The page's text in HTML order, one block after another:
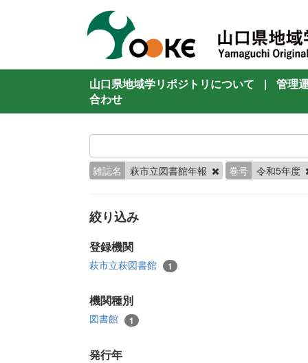
山口県地域学リポジトリについて |
管理
合わせ
雑誌名 萩市立図書館年報 巻号 令和5年度
絞り込み
登録機関
萩市立萩図書館 1
機関種別
図書館 1
発行年